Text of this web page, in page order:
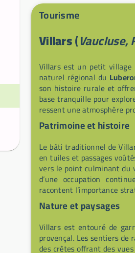
Tourisme
Villars(Vaucluse,
Villars est un petit village
naturel régional du
son histoire rurale et
base tranquille pour
ressent une atmosphère
Patrimoine et histoire
Le bâti traditionnel de
en tuiles et passages
vers le point culminant du
d’une occupation
racontent l’importance
Nature et paysages
Villars est entouré de
provençal. Les sentiers
des crêtes offrant des